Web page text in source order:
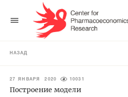
НАЗАД
27 ЯНВАРЯ 2020 10031
Построение модели